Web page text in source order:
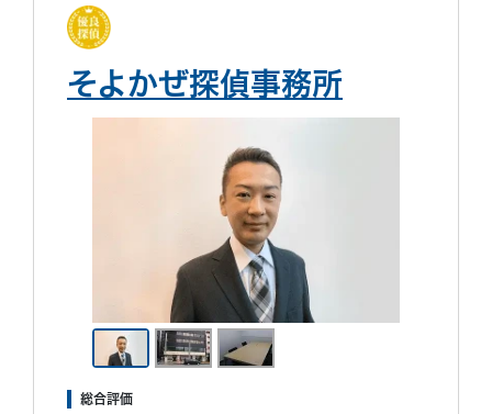
そよかぜ探偵事務所
総合評価